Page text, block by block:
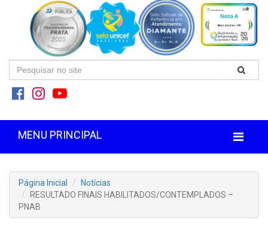
MENU PRINCIPAL
Página Inicial
Notícias
RESULTADO FINAIS HABILITADOS/CONTEMPLADOS –
PNAB